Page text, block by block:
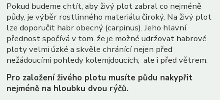
Pokud budeme chtít, aby živý plot zabral co nejméně
půdy, je výběr rostlinného materiálu čiroký. Na živý plot
lze doporučit habr obecný (carpinus). Jeho hlavní
přednost spočívá v tom, že je možné udržovat habrové
ploty velmi úzké a skvěle chránící nejen před
nežádoucími pohledy kolemjdoucích, ale i před větrem.
Pro založení živého plotu musíte půdu nakypřit
nejméně na hloubku dvou rýčů.